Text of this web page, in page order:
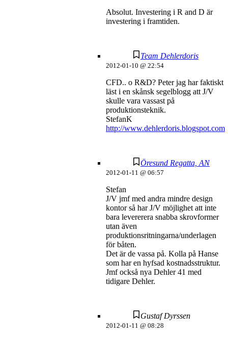
Absolut. Investering i R and D är
investering i framtiden.
Team Dehlerdoris
2012-01-10 @ 22:54
CFD.. o R&D? Peter jag har faktiskt
läst i en skånsk segelblogg att J/V
skulle vara vassast på
produktionsteknik.
StefanK
http://www.dehlerdoris.blogspot.com
Öresund Regatta, AN
2012-01-11 @ 06:57
Stefan
J/V jmf med andra mindre design
kontor så har J/V möjlighet att inte
bara levererera snabba skrovformer
utan även
produktionsritningarna/underlagen
för båten.
Det är de vassa på. Kolla på Hanse
som har en hyfsad kostnadsstruktur.
Jmf också nya Dehler 41 med
tidigare Dehler.
Gustaf Dyrssen
2012-01-11 @ 08:28